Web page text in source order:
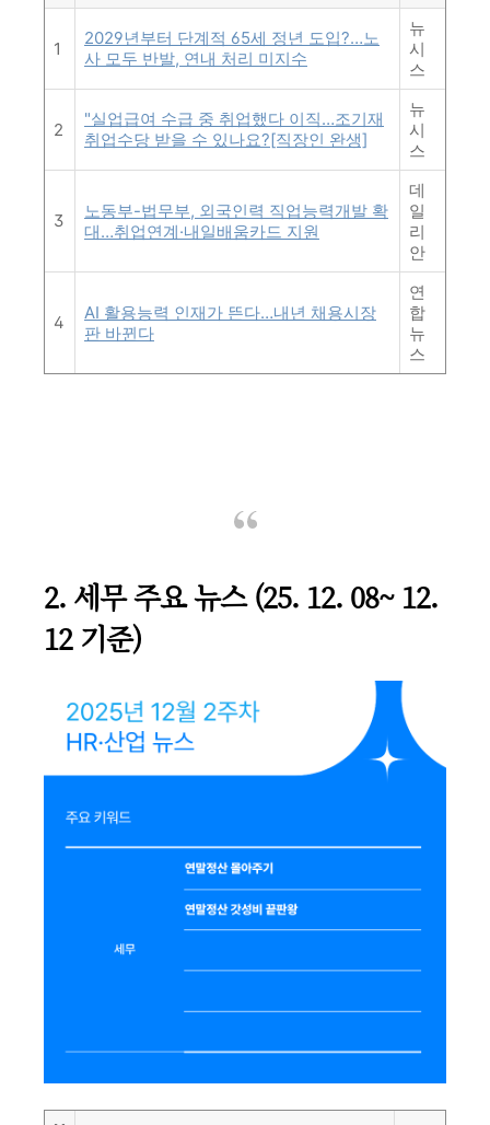
1
2029년부터 단계적 65세 정년 도입?…노
사 모두 반발, 연내 처리 미지수
뉴
시
스
2
"실업급여 수급 중 취업했다 이직…조기재
취업수당 받을 수 있나요?[직장인 완생]
뉴
시
스
3
노동부-법무부, 외국인력 직업능력개발 확
대…취업연계·내일배움카드 지원
데
일
리
안
4
AI 활용능력 인재가 뜬다…내년 채용시장
판 바뀐다
연
합
뉴
스
2. 세무 주요 뉴스 (25. 12. 08~ 12.
12 기준)